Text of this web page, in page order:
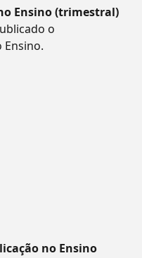
Ensino (trimestral)
o
Ensino.
no Ensino